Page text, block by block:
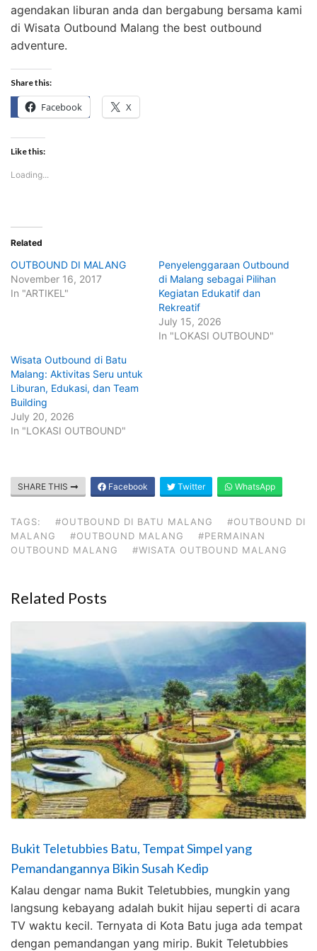
agendakan liburan anda dan bergabung bersama kami
di Wisata Outbound Malang the best outbound
adventure.
Share this:
Facebook X
Like this:
Loading...
Related
OUTBOUND DI MALANG
November 16, 2017
In "ARTIKEL"
Penyelenggaraan Outbound
di Malang sebagai Pilihan
Kegiatan Edukatif dan
Rekreatif
July 15, 2026
In "LOKASI OUTBOUND"
Wisata Outbound di Batu
Malang: Aktivitas Seru untuk
Liburan, Edukasi, dan Team
Building
July 20, 2026
In "LOKASI OUTBOUND"
SHARE THIS Facebook Twitter WhatsApp
TAGS: #OUTBOUND DI BATU MALANG
#OUTBOUND DI
MALANG
#OUTBOUND MALANG
#PERMAINAN
OUTBOUND MALANG
#WISATA OUTBOUND MALANG
Related Posts
Bukit Teletubbies Batu, Tempat Simpel yang
Pemandangannya Bikin Susah Kedip
Kalau dengar nama Bukit Teletubbies, mungkin yang
langsung kebayang adalah bukit hijau seperti di acara
TV waktu kecil. Ternyata di Kota Batu juga ada tempat
dengan pemandangan yang mirip. Bukit Teletubbies